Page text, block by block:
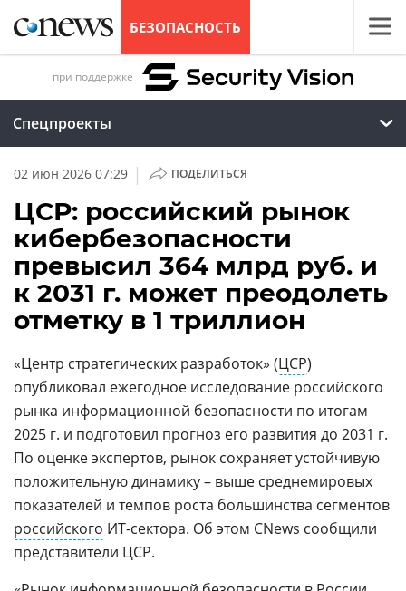
БЕЗОПАСНОСТЬ
при поддержке
Спецпроекты
02 июн 2026 07:29 | ПОДЕЛИТЬСЯ
ЦСР: российский рынок
кибербезопасности
превысил 364 млрд руб. и
к 2031 г. может преодолеть
отметку в 1 триллион
«Центр стратегических разработок» (ЦСР)
опубликовал ежегодное исследование российского
рынка информационной безопасности по итогам
2025 г. и подготовил прогноз его развития до 2031 г.
По оценке экспертов, рынок сохраняет устойчивую
положительную динамику – выше среднемировых
показателей и темпов роста большинства сегментов
российского ИТ-сектора. Об этом CNews сообщили
представители ЦСР.